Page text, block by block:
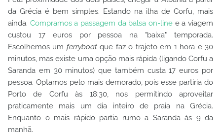
da Grécia é bem simples. Estando na ilha de Corfu, mais
ainda. Compramos a passagem da balsa on-line e a viagem
custou 17 euros por pessoa na "baixa" temporada.
Escolhemos um ferryboatque faz o trajeto em 1 hora e 30
minutos, mas existe uma opção mais rápida (ligando Corfu a
Saranda em 30 minutos) que também custa 17 euros por
pessoa. Optamos pelo mais demorado, pois esse partiria do
Porto de Corfu às 18:30, nos permitindo aproveitar
praticamente mais um dia inteiro de praia na Grécia.
Enquanto o mais rápido partia rumo a Saranda às 9 da
manhã.